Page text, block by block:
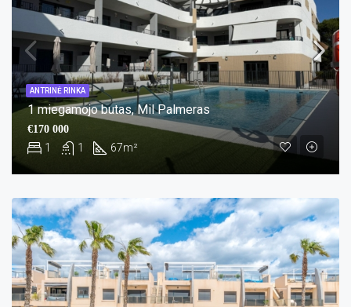
1 miegamojo butas, Mil Palmeras
1 1 67m²
€170 000
ANTRINĖ RINKA